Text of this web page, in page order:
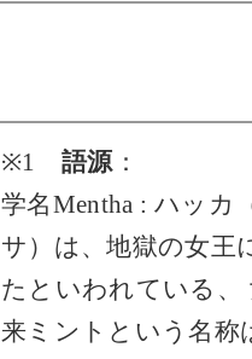
※1語源 ：
学名Mentha : ハッカ
サ）は、地獄の女王
たといわれている、
来ミントという名称